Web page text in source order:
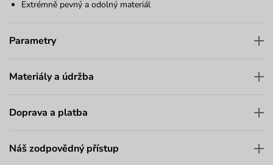
Extrémně pevný a odolný materiál
Parametry
Materiály a údržba
Doprava a platba
Náš zodpovědný přístup